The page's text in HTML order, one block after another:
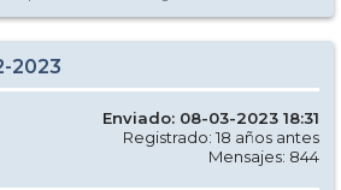
2023
Enviado: 08-03-2023 18:31
Registrado: 18 años antes
Mensajes: 844